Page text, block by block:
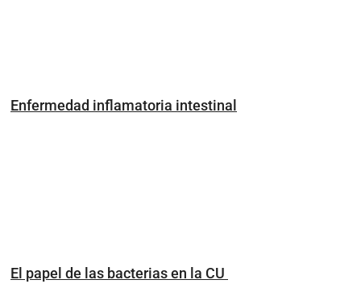
Enfermedad inflamatoria intestinal
El papel de las bacterias en la CU